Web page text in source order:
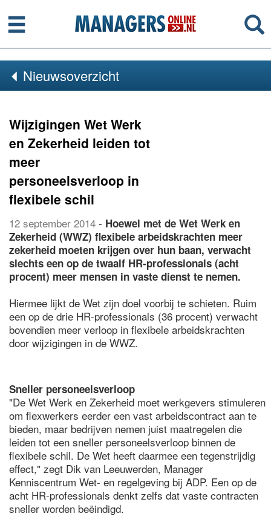
Menu
Nieuwsoverzicht
Wijzigingen Wet Werk
en Zekerheid leiden tot
meer
personeelsverloop in
flexibele schil
12 september 2014 - Hoewel met de Wet Werk en
Zekerheid (WWZ) flexibele arbeidskrachten meer
zekerheid moeten krijgen over hun baan, verwacht
slechts een op de twaalf HR-professionals (acht
procent) meer mensen in vaste dienst te nemen.
Hiermee lijkt de Wet zijn doel voorbij te schieten. Ruim
een op de drie HR-professionals (36 procent) verwacht
bovendien meer verloop in flexibele arbeidskrachten
door wijzigingen in de WWZ.
Sneller personeelsverloop
"De Wet Werk en Zekerheid moet werkgevers stimuleren
om flexwerkers eerder een vast arbeidscontract aan te
bieden, maar bedrijven nemen juist maatregelen die
leiden tot een sneller personeelsverloop binnen de
flexibele schil. De Wet heeft daarmee een tegenstrijdig
effect," zegt Dik van Leeuwerden, Manager
Kenniscentrum Wet- en regelgeving bij ADP. Een op de
acht HR-professionals denkt zelfs dat vaste contracten
sneller worden beëindigd.